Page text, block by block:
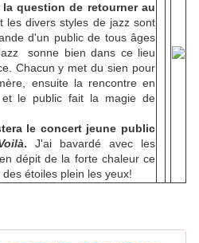
question de retourner au
les divers styles de jazz sont
d'un public de tous âges
sonne bien dans ce lieu
Chacun y met du sien pour
ensuite la rencontre en
le public fait la magie de
le concert jeune public
. J'ai bavardé avec les
dépit de la forte chaleur ce
étoiles plein les yeux!